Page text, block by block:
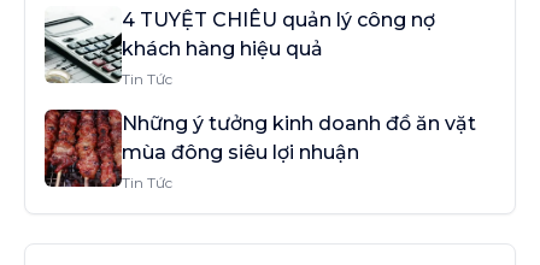
4 TUYỆT CHIÊU quản lý công nợ
khách hàng hiệu quả
Tin Tức
Những ý tưởng kinh doanh đồ ăn vặt
mùa đông siêu lợi nhuận
Tin Tức